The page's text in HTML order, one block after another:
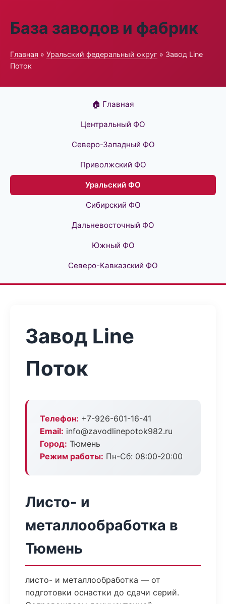
База заводов и фабрик
Главная » Уральский федеральный округ » Завод Line
Поток
🏠 Главная
Центральный ФО
Северо-Западный ФО
Приволжский ФО
Уральский ФО
Сибирский ФО
Дальневосточный ФО
Южный ФО
Северо-Кавказский ФО
Завод Line
Поток
Телефон: +7-926-601-16-41
Email: info@zavodlinepotok982.ru
Город: Тюмень
Режим работы: Пн-Сб: 08:00-20:00
Листо- и
металлообработка в
Тюмень
листо- и металлообработка — от
подготовки оснастки до сдачи серий.